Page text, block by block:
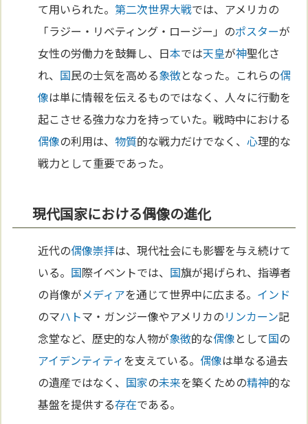
て用いられた。第二次世界大戦では、アメリカの
「ラジー・リベティング・ロージー」のポスターが
女性の労働力を鼓舞し、日本では天皇が神聖化さ
れ、 国民の士気を高める象徴となった。これらの偶
像は単に情報を伝えるものではなく、人々に行動を
起こさせる強力な力を持っていた。戦時中における
偶像の利用は、 物質的な戦力だけでなく、心理的な
戦力として重要であった。
現代国家における偶像の進化
近代の偶像崇拝は、現代社会にも影響を与え続けて
いる。 国際イベントでは、 国旗が掲げられ、指導者
の肖像がメディアを通じて世界中に広まる。 インド
のマハトマ・ガンジー像やアメリカのリンカーン記
念堂など、歴史的な人物が象徴的な偶像として国の
アイデンティティを支えている。 偶像は単なる過去
の遺産ではなく、 国家の未来を築くための精神的な
基盤を提供する存在である。